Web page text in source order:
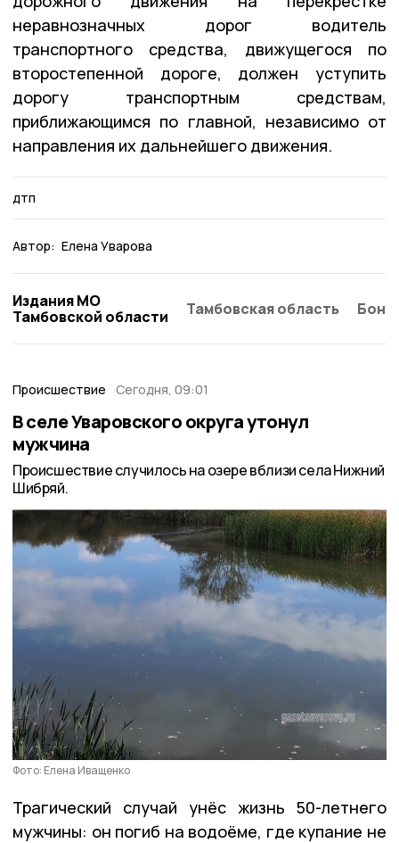
неравнозначных дорог водитель
транспортного средства, движущегося по
второстепенной дороге, должен уступить
дорогу транспортным средствам,
приближающимся по главной, независимо от
направления их дальнейшего движения.
дтп
Автор: Елена Уварова
Издания МО
Тамбовской области
Тамбовская область
Происшествие Сегодня, 09:01
В селе Уваровского округа утонул
мужчина
Происшествие случилось на озере вблизи села Нижний
Шибряй.
Фото: Елена Иващенко
Трагический случай унёс жизнь 50-летнего
мужчины: он погиб на водоёме, где купание не